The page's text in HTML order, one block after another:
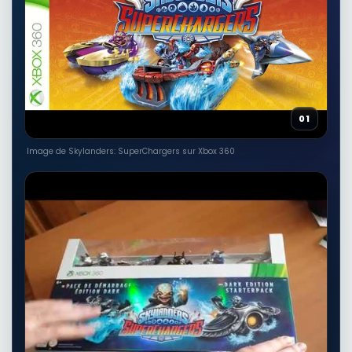
RÉSULTAT RAKUTEN À VÉRIFIER
skylanders superchargers racing
3ds jeu autonome uniquement ds3
Autres produits liés
8,20 EUR
Voir sur Rakuten →
RÉSULTAT RAKUTEN À VÉRIFIER
Skylanders superchargers wii u
Autres produits liés
RÉSULTAT RAKUTEN À VÉRIFIER
Skylanders SuperChargers Nitro
Soda Skimmer Exclusive Vehicle []
Autres produits liés
95,99 EUR
Voir sur Rakuten →
01
Image de Skylanders: SuperChargers sur Xbox 360